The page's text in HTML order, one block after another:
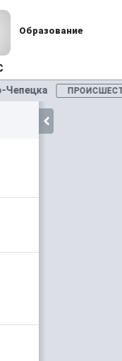
Образование
ПРОИСШЕСТВИЯ